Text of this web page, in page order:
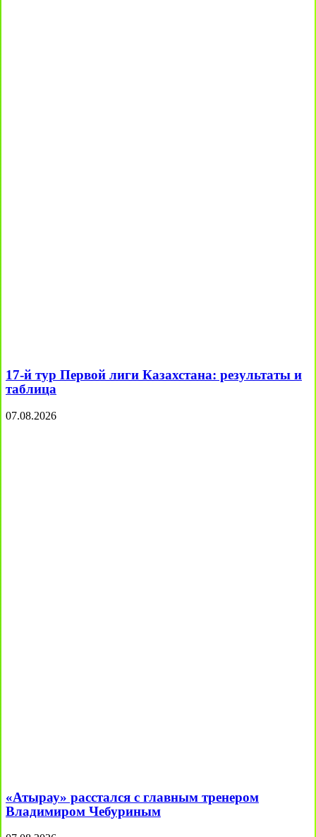
17-й тур Первой лиги Казахстана: результаты и
таблица
07.08.2026
«Атырау» расстался с главным тренером
Владимиром Чебуриным